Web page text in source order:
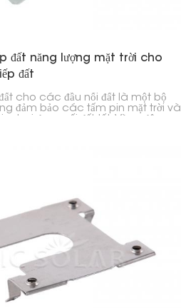
đất năng lượng mặt trời cho
đất
cho các đầu nối đất là một bộ
đảm bảo các tấm pin mặt trời và